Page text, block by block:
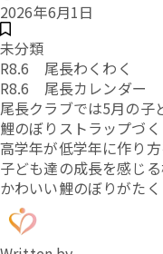
2026年6月1日
未分類
R8.6 尾長わくわく
R8.6 尾長カレンダー
尾長クラブでは5月の子
鯉のぼりストラップづく
高学年が低学年に作り
子ども達の成長を感じ
かわいい鯉のぼりがた